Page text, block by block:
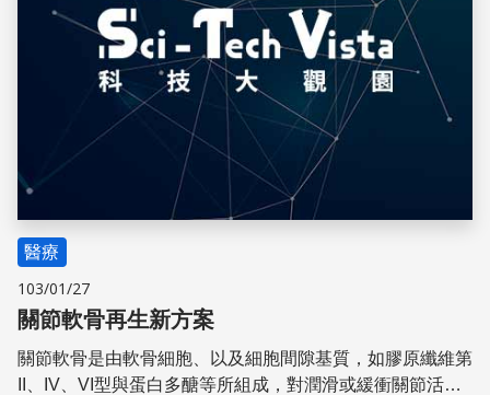
醫療
103/01/27
關節軟骨再生新方案
關節軟骨是由軟骨細胞、以及細胞間隙基質，如膠原纖維第
II、IV、VI型與蛋白多醣等所組成，對潤滑或緩衝關節活動